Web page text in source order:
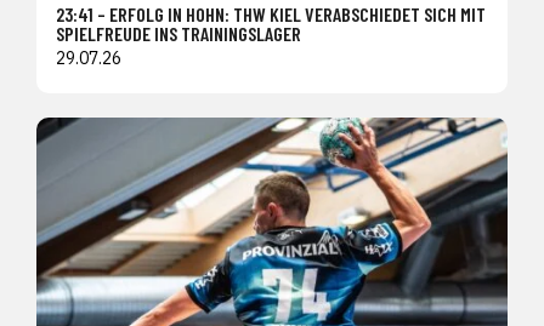
23:41 – ERFOLG IN HOHN: THW KIEL VERABSCHIEDET SICH MIT
SPIELFREUDE INS TRAININGSLAGER
29.07.26